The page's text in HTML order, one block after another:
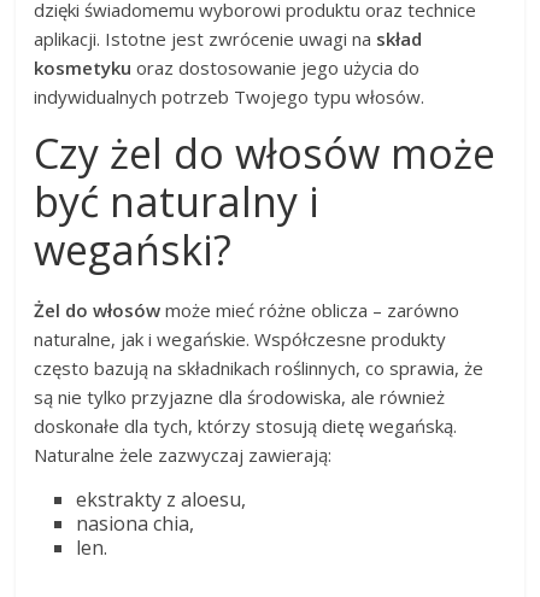
dzięki świadomemu wyborowi produktu oraz technice
aplikacji. Istotne jest zwrócenie uwagi na skład
kosmetyku oraz dostosowanie jego użycia do
indywidualnych potrzeb Twojego typu włosów.
Czy żel do włosów może
być naturalny i
wegański?
Żel do włosów może mieć różne oblicza – zarówno
naturalne, jak i wegańskie. Współczesne produkty
często bazują na składnikach roślinnych, co sprawia, że
są nie tylko przyjazne dla środowiska, ale również
doskonałe dla tych, którzy stosują dietę wegańską.
Naturalne żele zazwyczaj zawierają:
ekstrakty z aloesu,
nasiona chia,
len.